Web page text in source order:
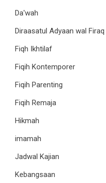
Da'wah
Diraasatul Adyaan wal Firaq
Fiqh Ikhtilaf
Fiqih Kontemporer
Fiqih Parenting
Fiqih Remaja
Hikmah
imamah
Jadwal Kajian
Kebangsaan